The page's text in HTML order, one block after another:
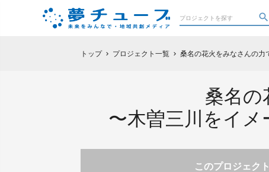
トップ chevron_right プロジェクト一覧 chevron_right 桑名の花火をみなさんの力
桑名の
〜木曽三川をイ
このプロジェク